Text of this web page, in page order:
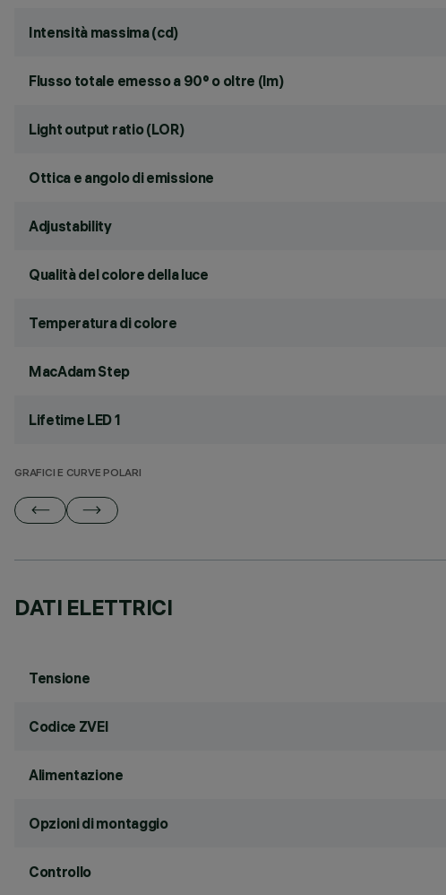
Intensità massima (cd)
Flusso totale emesso a 90° o oltre (lm)
Light output ratio (LOR)
Ottica e angolo di emissione
Adjustability
Qualità del colore della luce
Temperatura di colore
MacAdam Step
Lifetime LED 1
GRAFICI E CURVE POLARI
DATI ELETTRICI
Tensione
Codice ZVEI
Alimentazione
Opzioni di montaggio
Controllo